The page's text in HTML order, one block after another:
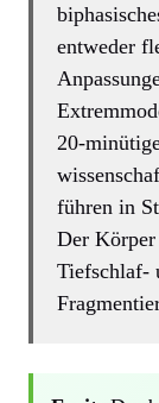
entweder
20-
führen in
Der Körper
Tiefschlaf-